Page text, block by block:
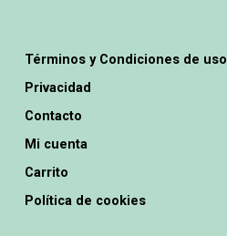
Términos y Condiciones de uso
Privacidad
Contacto
Mi cuenta
Carrito
Política de cookies